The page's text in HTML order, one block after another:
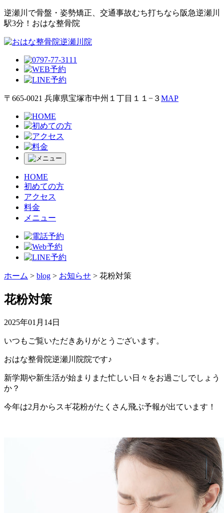
逆瀬川で⾻盤・姿勢矯正、交通事故むち打ちなら阪急逆瀬川
駅3分！おはな整⾻院
〒665-0021 兵庫県宝塚市中州１丁目１１−３MAP
HOME
初めての方
アクセス
料金
メニュー
ホーム > blog > お知らせ > 花粉対策
花粉対策
2025年01月14日
いつもご覧いただきありがとうございます。
おはな整骨院逆瀬川院院です♪
新学期や新生活が始まりまた忙しい日々をお過ごしでしょう
か？
今年は2月からスギ花粉がたくさん飛ぶ予報が出ています！